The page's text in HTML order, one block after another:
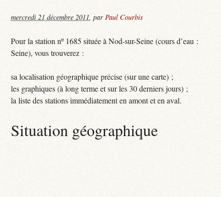
mercredi 21 décembre 2011,parPaul Courbis
Pour la station nº 1685 située à Nod-sur-Seine (cours d’eau :
Seine), vous trouverez :
sa localisation géographique précise (sur une carte) ;
les graphiques (à long terme et sur les 30 derniers jours) ;
la liste des stations immédiatement en amont et en aval.
Situation géographique